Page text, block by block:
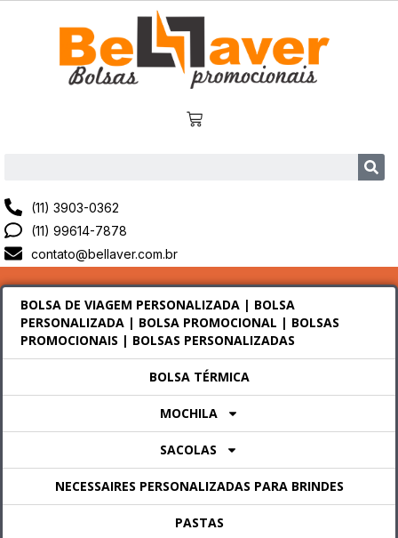
(11) 3903-0362
(11) 99614-7878
contato@bellaver.com.br
BOLSA DE VIAGEM PERSONALIZADA | BOLSA
PERSONALIZADA | BOLSA PROMOCIONAL | BOLSAS
PROMOCIONAIS | BOLSAS PERSONALIZADAS
BOLSA TÉRMICA
MOCHILA
SACOLAS
NECESSAIRES PERSONALIZADAS PARA BRINDES
PASTAS